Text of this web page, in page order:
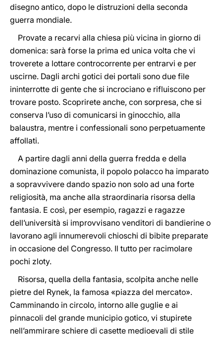
disegno antico, dopo le distruzioni della seconda
guerra mondiale.
Provate a recarvi alla chiesa più vicina in giorno di
domenica: sarà forse la prima ed unica volta che vi
troverete a lottare controcorrente per entrarvi e per
uscirne. Dagli archi gotici dei portali sono due file
ininterrotte di gente che si incrociano e rifluiscono per
trovare posto. Scoprirete anche, con sorpresa, che si
conserva l’uso di comunicarsi in ginocchio, alla
balaustra, mentre i confessionali sono perpetuamente
affollati.
A partire dagli anni della guerra fredda e della
dominazione comunista, il popolo polacco ha imparato
a sopravvivere dando spazio non solo ad una forte
religiosità, ma anche alla straordinaria risorsa della
fantasia. E così, per esempio, ragazzi e ragazze
dell’università si improvvisano venditori di bandierine o
lavorano agli innumerevoli chioschi di bibite preparate
in occasione del Congresso. Il tutto per racimolare
pochi zloty.
Risorsa, quella della fantasia, scolpita anche nelle
pietre del Rynek, la famosa «piazza del mercato».
Camminando in circolo, intorno alle guglie e ai
pinnacoli del grande municipio gotico, vi stupirete
nell’ammirare schiere di casette medioevali di stile